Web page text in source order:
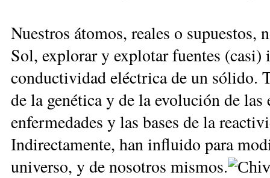
Nuestros átomos, reales o
Sol, explorar y explotar fuentes
conductividad eléctrica de un sólido.
de la genética y de la evolución de
enfermedades y las bases de la
Indirectamente, han influido para
universo, y de nosotros mismos.